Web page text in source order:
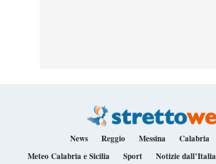
News Reggio Messina Calabria
Meteo Calabria e Sicilia
Sport Notizie dall’Italia